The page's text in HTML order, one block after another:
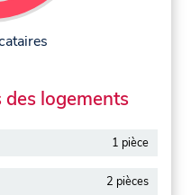
des logements
1 pièce
2 pièces